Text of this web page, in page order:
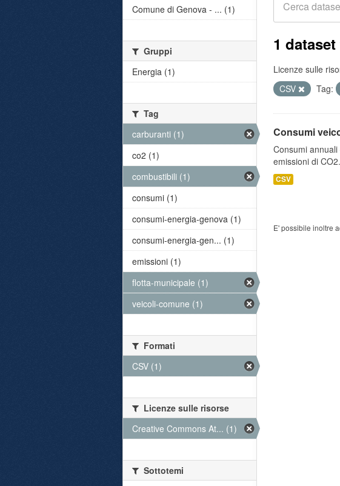
1
Licenze sulle
CSV
Tag:
Consumi
Consumi
emissioni di
CSV
E' possibile inoltre
Comune di Genova - ... (1)
Gruppi
Energia (1)
Tag
carburanti (1)
co2 (1)
combustibili (1)
consumi (1)
consumi-energia-genova (1)
consumi-energia-gen... (1)
emissioni (1)
flotta-municipale (1)
veicoli-comune (1)
Formati
CSV (1)
Licenze sulle risorse
Creative Commons At... (1)
Sottotemi